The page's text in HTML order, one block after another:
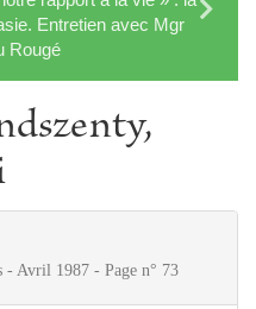
Entretien avec Mgr
Rougé
- Avril 1987 - Page n° 73